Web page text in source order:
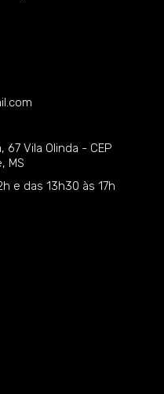
Vila Olinda - CEP
MS
e das 13h30 às 17h